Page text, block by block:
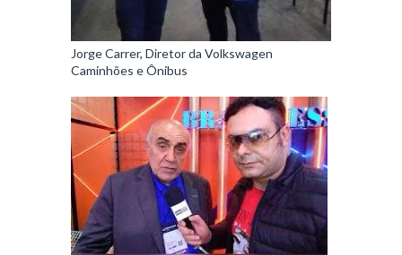
Jorge Carrer, Diretor da Volkswagen
Caminhões e Ônibus